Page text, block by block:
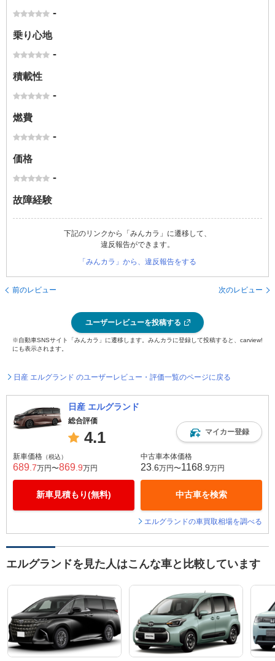
-
乗り心地
-
積載性
-
燃費
-
価格
-
故障経験
下記のリンクから「みんカラ」に遷移して、
違反報告ができます。
「みんカラ」から、違反報告をする
前のレビュー 次のレビュー
ユーザーレビューを投稿する
※自動車SNSサイト「みんカラ」に遷移します。みんカラに登録して投稿すると、carview!
にも表示されます。
日産 エルグランド のユーザーレビュー・評価一覧のページに戻る
日産 エルグランド
総合評価
4.1 マイカー登録
新車価格 （税込）
689 .7万円〜869 .9万円
新車見積もり(無料)
中古車本体価格
23 .6万円〜1168 .9万円
中古車を検索
エルグランドの車買取相場を調べる
エルグランドを見た人はこんな車と比較しています